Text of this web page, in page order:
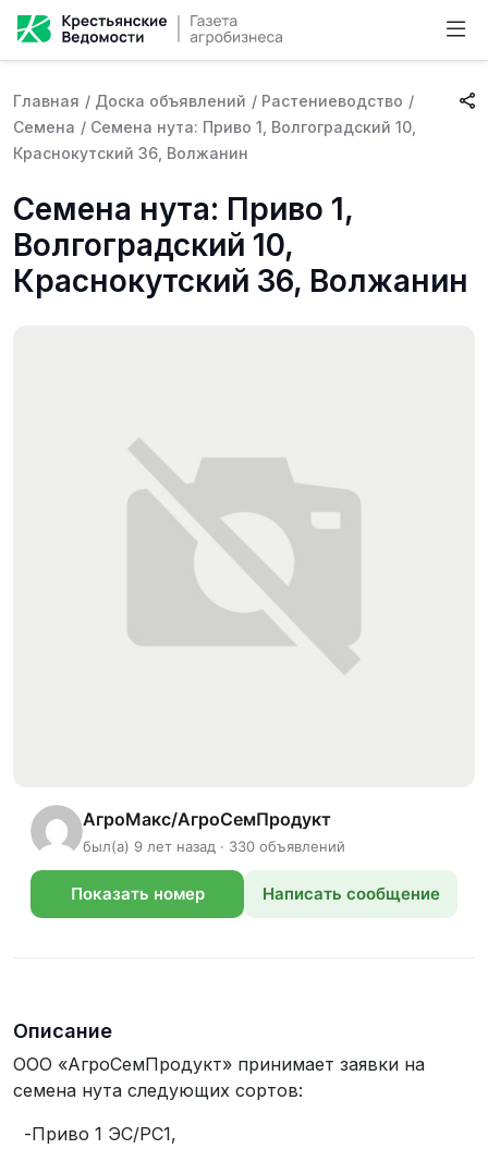
Главная / Доска объявлений / Растениеводство /
Семена / Семена нута: Приво 1, Волгоградский 10,
Краснокутский 36, Волжанин
Семена нута: Приво 1,
Волгоградский 10,
Краснокутский 36, Волжанин
АгроМакс/АгроСемПродукт
был(а) 9 лет назад · 330 объявлений
Показать номер Написать сообщение
Описание
ООО «АгроСемПродукт» принимает заявки на
семена нута следующих сортов:
-Приво 1 ЭС/РС1,